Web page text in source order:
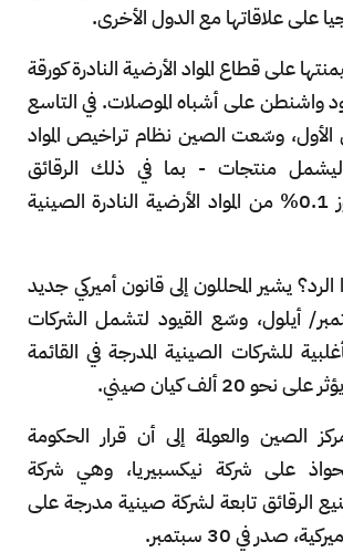
على علاقاتها مع الدول الأخرى.
على قطاع المواد الأرضية النادرة كورقة
واشنطن على أشباه الموصلات. في التاسع
وسّعت الصين نظام تراخيص المواد
ليشمل منتجات - بما في ذلك الرقائق
المتقدمة، لا تتجاوز 0.1% من المواد الأرضية النادرة الصينية
يشير المحللون إلى قانون أميركي جديد
29 سبتمبر/ أيلول، وسّع القيود لتشمل الشركات
للشركات الصينية المدرجة في القائمة
20 ألف كيان صيني.
الصين والعولمة إلى أن قرار الحكومة
على شركة نيكسبيريا، وهي شركة
الرقائق تابعة لشركة صينية مدرجة على
صدر في 30 سبتمبر.